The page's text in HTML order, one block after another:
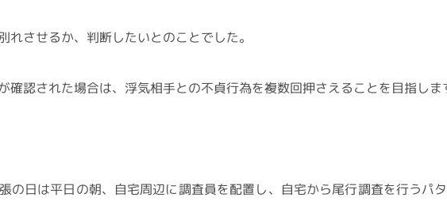
させるか、判断したいとのことでした。
確認された場合は、浮気相手との不貞行為を複数回押さえることを目指しま
の日は平日の朝、自宅周辺に調査員を配置し、自宅から尾行調査を行うパ